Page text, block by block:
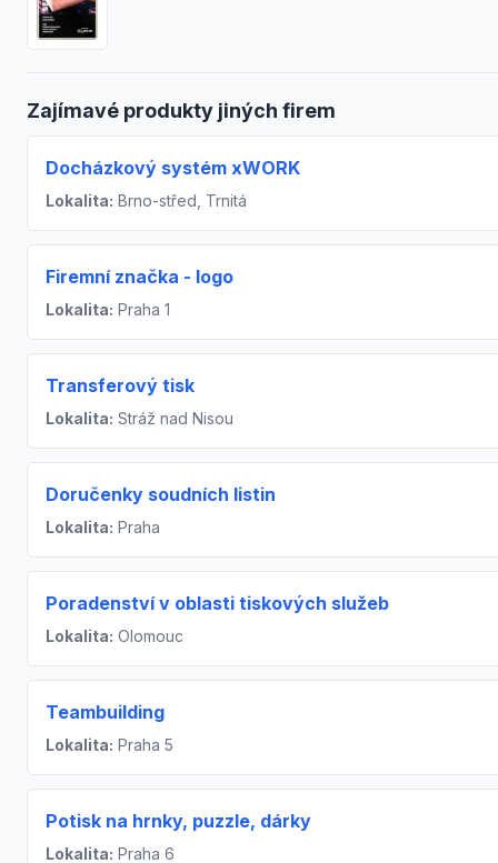
Zajímavé produkty jiných firem
Docházkový systém xWORK
Lokalita: Brno-střed, Trnitá
Firemní značka - logo
Lokalita: Praha 1
Transferový tisk
Lokalita: Stráž nad Nisou
Doručenky soudních listin
Lokalita: Praha
Poradenství v oblasti tiskových služeb
Lokalita: Olomouc
Teambuilding
Lokalita: Praha 5
Potisk na hrnky, puzzle, dárky
Lokalita: Praha 6